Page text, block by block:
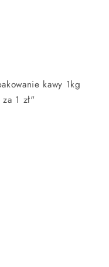
kawy 1kg
1 zł"